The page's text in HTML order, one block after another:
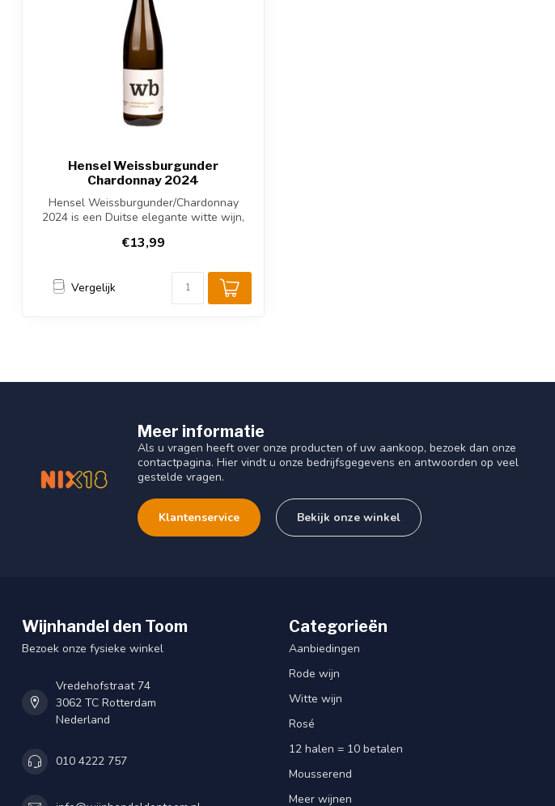
Hensel Weissburgunder
Chardonnay 2024
Hensel Weissburgunder/Chardonnay
2024 is een Duitse elegante witte wijn,
€13,99
Vergelijk
Meer informatie
Als u vragen heeft over onze producten of uw aankoop, bezoek dan onze
contactpagina. Hier vindt u onze bedrijfsgegevens en antwoorden op veel
gestelde vragen.
Klantenservice Bekijk onze winkel
Wijnhandel den Toom
Bezoek onze fysieke winkel
Vredehofstraat 74
3062 TC Rotterdam
Nederland
010 4222 757
Categorieën
Aanbiedingen
Rode wijn
Witte wijn
Rosé
12 halen = 10 betalen
Mousserend
Meer wijnen